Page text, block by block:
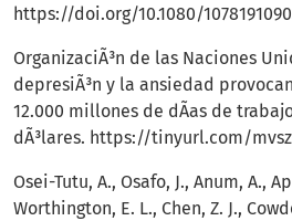
https://doi.org/10.1080/
OrganizaciÃ³n de las Naciones
depresiÃ³n y la ansiedad
12.000 millones de dÃ­as de
dÃ³lares. https://tinyurl.com/
Osei-Tutu, A., Osafo, J., Anum, A.,
Worthington, E. L., Chen, Z. J.,